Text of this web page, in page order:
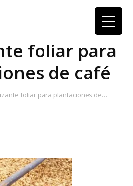
foliar para
de café
foliar para plantaciones de…